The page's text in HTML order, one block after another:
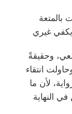
بالمتعة
يكفي غيري
وحقيقةً
انتقاء
لأن ما
النهاية